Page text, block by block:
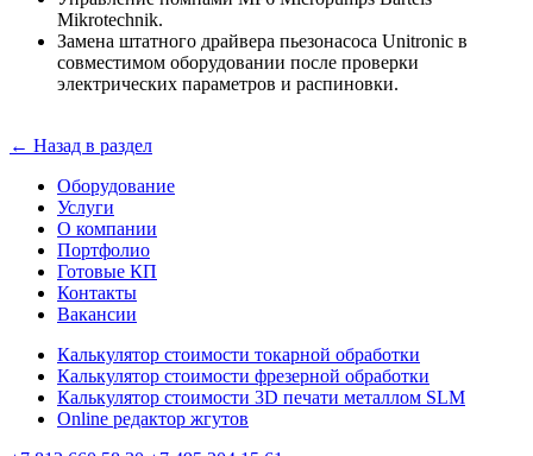
Mikrotechnik.
Замена штатного драйвера пьезонасоса Unitronic в
совместимом оборудовании после проверки
электрических параметров и распиновки.
← Назад в раздел
Оборудование
Услуги
О компании
Портфолио
Готовые КП
Контакты
Вакансии
Калькулятор стоимости токарной обработки
Калькулятор стоимости фрезерной обработки
Калькулятор стоимости 3D печати металлом SLM
Online редактор жгутов